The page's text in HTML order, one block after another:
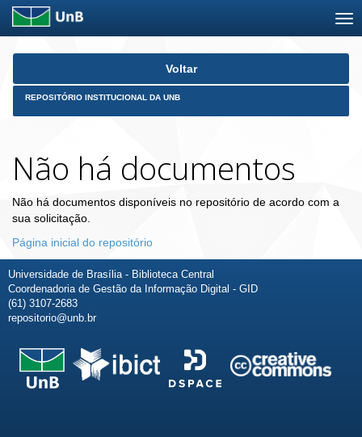
Skip
Voltar
REPOSITÓRIO INSTITUCIONAL DA UNB
Não há documentos
Não há documentos disponíveis no repositório de acordo com a
sua solicitação.
Página inicial do repositório
Universidade de Brasília - Biblioteca Central
Coordenadoria de Gestão da Informação Digital - GID
(61) 3107-2683
repositorio@unb.br